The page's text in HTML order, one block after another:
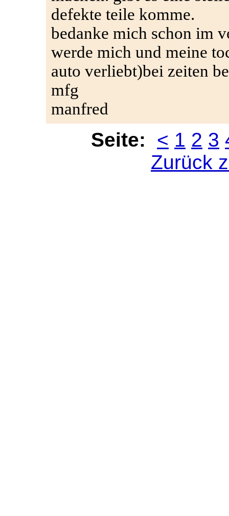
defekte teile komme.
bedanke mich schon im
werde mich und meine
auto verliebt)bei zeiten
mfg
manfred
Seite: < 1 2 3
Zurück